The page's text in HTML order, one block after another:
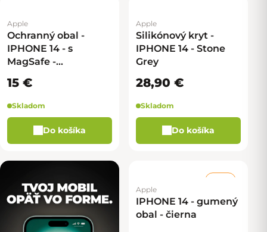
Apple
Ochranný obal -
IPHONE 14 - s
MagSafe -
15 €
Skladom
Do košíka
Apple
Silikónový kryt -
IPHONE 14 - Stone
Grey
28,90 €
Skladom
Do košíka
Apple
IPHONE 14 - gumený
obal - čierna